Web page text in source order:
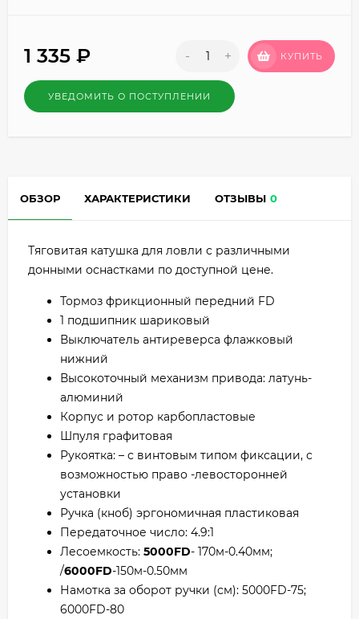
1 335 ₽ - + КУПИТЬ
УВЕДОМИТЬ О ПОСТУПЛЕНИИ
ОБЗОР ХАРАКТЕРИСТИКИ ОТЗЫВЫ 0
Тяговитая катушка для ловли с различными
донными оснастками по доступной цене.
Тормоз фрикционный передний FD
1 подшипник шариковый
Выключатель антиреверса флажковый
нижний
Высокоточный механизм привода: латунь-
алюминий
Корпус и ротор карбопластовые
Шпуля графитовая
Рукоятка: – с винтовым типом фиксации, с
возможностью право -левосторонней
установки
Ручка (кноб) эргономичная пластиковая
Передаточное число: 4.9:1
Лесоемкость: 5000FD- 170м-0.40мм;
/6000FD-150м-0.50мм
Намотка за оборот ручки (см): 5000FD-75;
6000FD-80